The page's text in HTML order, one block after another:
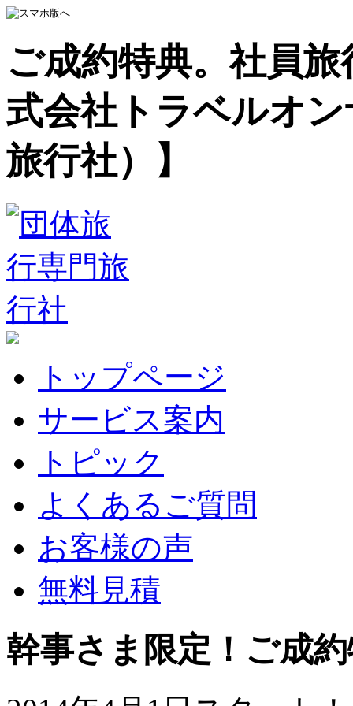
ご成約特典。社員
式会社トラベルオ
旅行社）】
トップページ
サービス案内
トピック
よくあるご質問
お客様の声
無料見積
幹事さま限定！ご成